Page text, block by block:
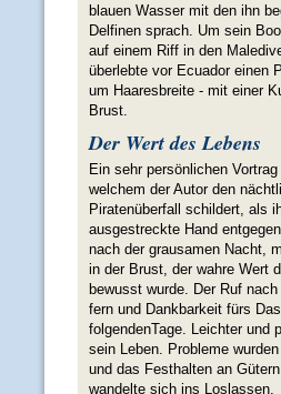
blauen Wasser mit den ihn
Delfinen sprach. Um sein
auf einem Riff in den
überlebte vor Ecuador einen
um Haaresbreite - mit einer
Brust.
Der Wert des Lebens
Ein sehr persönlichen
welchem der Autor den
Piratenüberfall schildert, als
ausgestreckte Hand
nach der grausamen Nacht,
in der Brust, der wahre Wert
bewusst wurde. Der Ruf
fern und Dankbarkeit fürs
folgendenTage. Leichter und
sein Leben. Probleme
und das Festhalten an
wandelte sich ins Loslassen.